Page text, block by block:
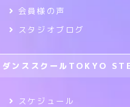
会員様の声
スタジオブログ
ダンススクールTOKYO
スケジュール